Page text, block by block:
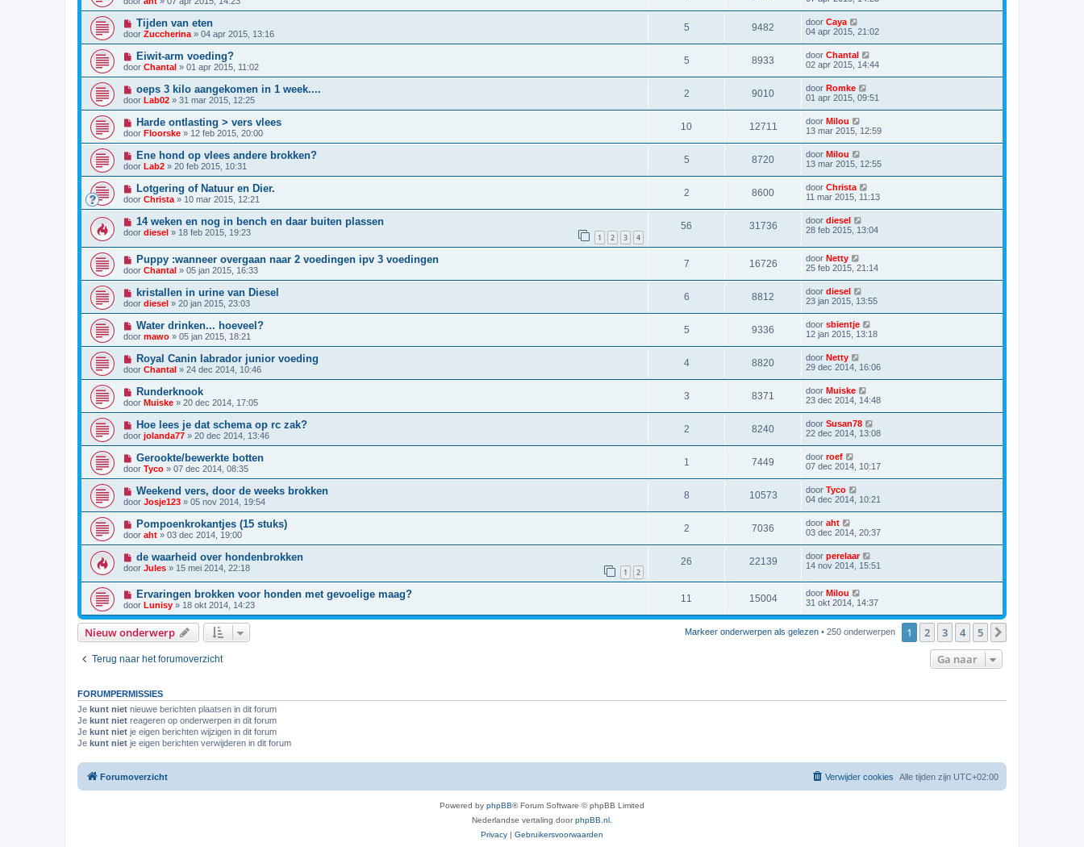
Tijden van eten
door Zuccherina » 04 apr 2015, 13:16
5 9482 door Caya
04 apr 2015, 21:02
Eiwit-arm voeding?
door Chantal » 01 apr 2015, 11:02
5 8933 door Chantal
02 apr 2015, 14:44
oeps 3 kilo aangekomen in 1 week....
door Lab02 » 31 mar 2015, 12:25
2 9010 door Romke
01 apr 2015, 09:51
Harde ontlasting > vers vlees
door Floorske » 12 feb 2015, 20:00
10 12711 door Milou
13 mar 2015, 12:59
Ene hond op vlees andere brokken?
door Lab2 » 20 feb 2015, 10:31
5 8720 door Milou
13 mar 2015, 12:55
Lotgering of Natuur en Dier.
door Christa » 10 mar 2015, 12:21
2 8600 door Christa
11 mar 2015, 11:13
14 weken en nog in bench en daar buiten plassen
door diesel » 18 feb 2015, 19:23 1 2 3 4
56 31736 door diesel
28 feb 2015, 13:04
Puppy :wanneer overgaan naar 2 voedingen ipv 3 voedingen
door Chantal » 05 jan 2015, 16:33
7 16726 door Netty
25 feb 2015, 21:14
kristallen in urine van Diesel
door diesel » 20 jan 2015, 23:03
6 8812 door diesel
23 jan 2015, 13:55
Water drinken... hoeveel?
door mawo » 05 jan 2015, 18:21
5 9336 door sbientje
12 jan 2015, 13:18
Royal Canin labrador junior voeding
door Chantal » 24 dec 2014, 10:46
4 8820 door Netty
29 dec 2014, 16:06
Runderknook
door Muiske » 20 dec 2014, 17:05
3 8371 door Muiske
23 dec 2014, 14:48
Hoe lees je dat schema op rc zak?
door jolanda77 » 20 dec 2014, 13:46
2 8240 door Susan78
22 dec 2014, 13:08
Gerookte/bewerkte botten
door Tyco » 07 dec 2014, 08:35
1 7449 door roef
07 dec 2014, 10:17
Weekend vers, door de weeks brokken
door Josje123 » 05 nov 2014, 19:54
8 10573 door Tyco
04 dec 2014, 10:21
Pompoenkrokantjes (15 stuks)
door aht » 03 dec 2014, 19:00
2 7036 door aht
03 dec 2014, 20:37
de waarheid over hondenbrokken
door Jules » 15 mei 2014, 22:18 1 2
26 22139 door perelaar
14 nov 2014, 15:51
Ervaringen brokken voor honden met gevoelige maag?
door Lunisy » 18 okt 2014, 14:23
11 15004 door Milou
31 okt 2014, 14:37
Nieuw onderwerp Markeer onderwerpen als gelezen • 250 onderwerpen 1 2 3 4 5
Terug naar het forumoverzicht Ga naar
FORUMPERMISSIES
Je kunt niet nieuwe berichten plaatsen in dit forum
Je kunt niet reageren op onderwerpen in dit forum
Je kunt niet je eigen berichten wijzigen in dit forum
Je kunt niet je eigen berichten verwijderen in dit forum
Forumoverzicht Alle tijden zijn UTC+02:00
Verwijder cookies
Powered by phpBB® Forum Software © phpBB Limited
Nederlandse vertaling doorphpBB.nl
Privacy | Gebruikersvoorwaarden